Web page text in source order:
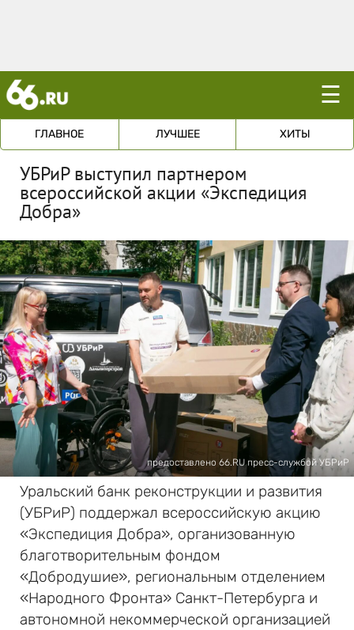
☰
ГЛАВНОЕ ЛУЧШЕЕ ХИТЫ
УБРиР выступил партнером
всероссийской акции «Экспедиция
Добра»
предоставлено 66.RU пресс-службой УБРиР
Уральский банк реконструкции и развития
(УБРиР) поддержал всероссийскую акцию
«Экспедиция Добра», организованную
благотворительным фондом
«Добродушие», региональным отделением
«Народного Фронта» Санкт-Петербурга и
автономной некоммерческой организацией